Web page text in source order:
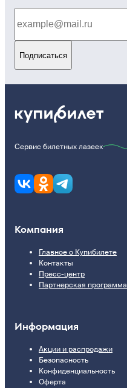
Подписаться
Сервис билетных лазеек
Компания
Главное о Купибилете
Контакты
Пресс-центр
Партнерская программа
Информация
Акции и распродажи
Безопасность
Конфиденциальность
Оферта